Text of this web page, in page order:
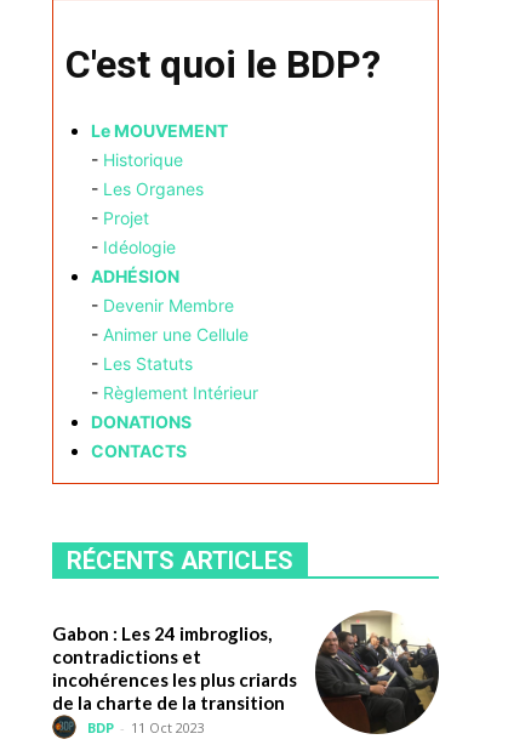
C'est quoi le BDP?
Le MOUVEMENT
- Historique
- Les Organes
- Projet
- Idéologie
ADHÉSION
- Devenir Membre
- Animer une Cellule
- Les Statuts
- Règlement Intérieur
DONATIONS
CONTACTS
RÉCENTS ARTICLES
Gabon : Les 24 imbroglios,
contradictions et
incohérences les plus criards
de la charte de la transition
BDP - 11 Oct 2023